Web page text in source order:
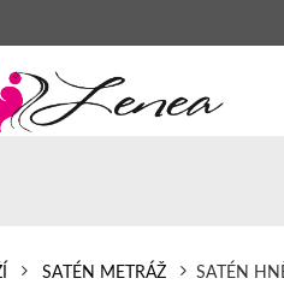
SATÉN METRÁŽ SATÉN